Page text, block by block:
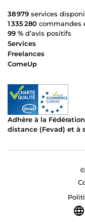
38 979 services
1 335 280 commandes
99 % d’avis positifs
Services
Freelances
ComeUp
Adhère à la
distance (Fevad) et à
©